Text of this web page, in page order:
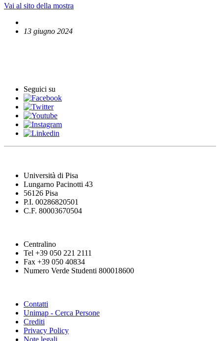
Vai al sito della mostra
13 giugno 2024
Seguici su
Università di Pisa
Lungarno Pacinotti 43
56126 Pisa
P.I. 00286820501
C.F. 80003670504
Centralino
Tel +39 050 221 2111
Fax +39 050 40834
Numero Verde Studenti 800018600
Contatti
Unimap - Cerca Persone
Crediti
Privacy Policy
Note legali